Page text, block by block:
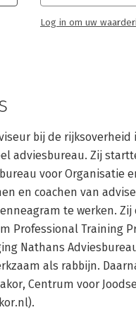
Log in om uw
bij de
adviesbureau. Zij
voor Organisatie
en coachen van
te werken.
Professional Training
Nathans
als rabbijn.
Centrum voor